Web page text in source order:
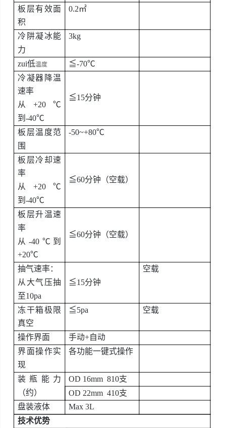
板层有效面
积
0.2㎡
冷阱凝冰能
力
3kg
zui低温度 ≦-70℃
冷凝器降温
速率
从+20℃
到-40℃
≦15分钟
板层温度范
围
-50~+80℃
板层冷却速
率
从+20℃
到-40℃
≦60分钟（空载）
板层升温速
率
从-40℃到
+20℃
≦60分钟（空载）
抽气速率：
从大气压抽
至10pa
≦15分钟
空载
冻干箱极限
真空
≦5pa 空载
操作界面 手动+自动
界面操作实
现
各功能一键式操作
装瓶能力
（约）
OD 16mm 810支
OD 22mm 410支
盘装液体 Max 3L
技术优势